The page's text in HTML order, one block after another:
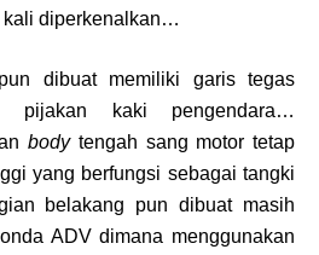
kali diperkenalkan…
dibuat memiliki garis tegas
pijakan kaki pengendara…
bodytengah sang motor tetap
yang berfungsi sebagai tangki
belakang pun dibuat masih
ADV dimana menggunakan